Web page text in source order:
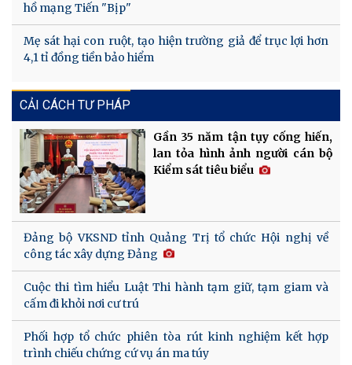
hồ mạng Tiến "Bịp"
Mẹ sát hại con ruột, tạo hiện trường giả để trục lợi hơn
4,1 tỉ đồng tiền bảo hiểm
CẢI CÁCH TƯ PHÁP
Gần 35 năm tận tụy cống hiến,
lan tỏa hình ảnh người cán bộ
Kiểm sát tiêu biểu
Đảng bộ VKSND tỉnh Quảng Trị tổ chức Hội nghị về
công tác xây dựng Đảng
Cuộc thi tìm hiểu Luật Thi hành tạm giữ, tạm giam và
cấm đi khỏi nơi cư trú
Phối hợp tổ chức phiên tòa rút kinh nghiệm kết hợp
trình chiếu chứng cứ vụ án ma túy